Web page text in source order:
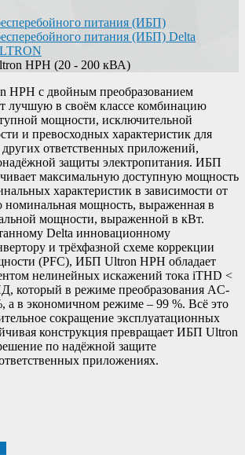
питания (ИБП)
питания (ИБП) Delta
HPH (20 - 200 кВА)
с двойным преобразованием
лучшую в своём классе комбинацию
мощности, исключительной
и превосходных характеристик для
ответственных приложений,
защиты электропитания. ИБП
максимальную доступную мощность
характеристик в зависимости от
номинальная мощность, выраженная в
мощности, выраженной в кВт.
Delta инновационному
и трёхфазной схеме коррекции
(PFC), ИБП Ultron HPH обладает
нелинейных искажений тока iTHD <
который в режиме преобразования AC-
а в экономичном режиме – 99 %. Всё это
сокращение эксплуатационных
конструкция превращает ИБП Ultron
по надёжной защите
приложениях.